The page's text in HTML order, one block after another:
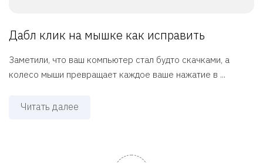
Дабл клик на мышке как исправить
Заметили, что ваш компьютер стал будто скачками, а
колесо мыши превращает каждое ваше нажатие в ...
Читать далее